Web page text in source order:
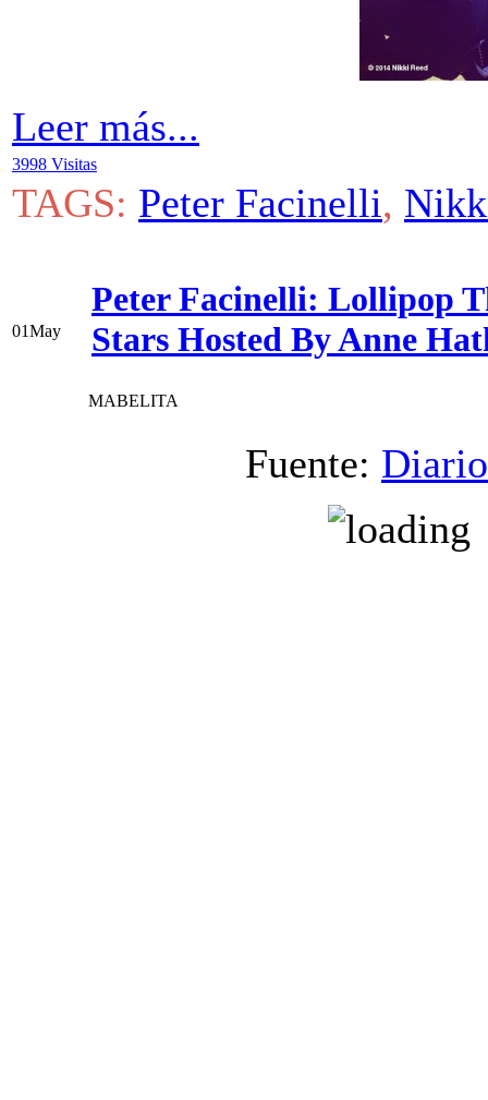
Leer más...
3998 Visitas
TAGS: Peter Facinelli,
01May
Peter Facinelli: Lollipop
Stars Hosted By Anne
MABELITA
Fuente: